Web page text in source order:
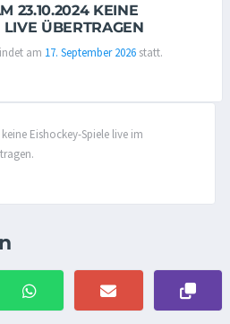
23.10.2024 KEINE
ÜBERTRAGEN
am 17. September 2026 statt.
Eishockey-Spiele live im